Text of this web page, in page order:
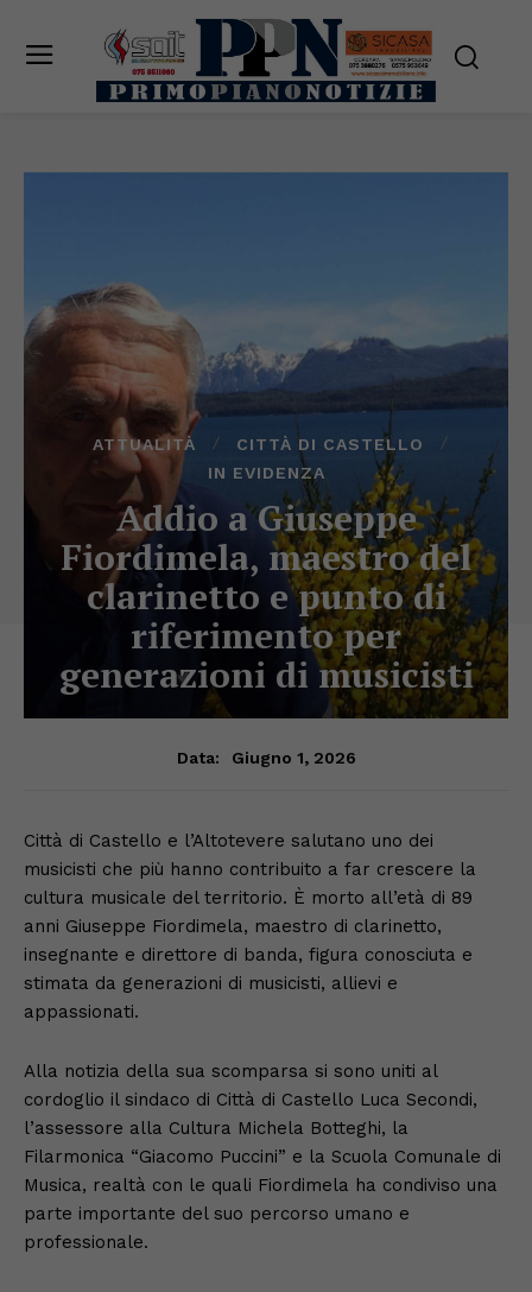
ATTUALITÀ
CITTÀ DI CASTELLO
IN EVIDENZA
Addio a Giuseppe
Fiordimela, maestro del
clarinetto e punto di
riferimento per
generazioni di musicisti
Data: Giugno 1, 2026
Città di Castello e l’Altotevere salutano uno dei
musicisti che più hanno contribuito a far crescere la
cultura musicale del territorio. È morto all’età di 89
anni Giuseppe Fiordimela, maestro di clarinetto,
insegnante e direttore di banda, figura conosciuta e
stimata da generazioni di musicisti, allievi e
appassionati.
Alla notizia della sua scomparsa si sono uniti al
cordoglio il sindaco di Città di Castello Luca Secondi,
l’assessore alla Cultura Michela Botteghi, la
Filarmonica “Giacomo Puccini” e la Scuola Comunale di
Musica, realtà con le quali Fiordimela ha condiviso una
parte importante del suo percorso umano e
professionale.